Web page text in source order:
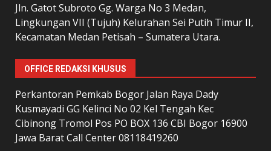
Jln. Gatot Subroto Gg. Warga No 3 Medan,
Lingkungan VII (Tujuh) Kelurahan Sei Putih Timur II,
Kecamatan Medan Petisah – Sumatera Utara.
OFFICE REDAKSI KHUSUS
Perkantoran Pemkab Bogor Jalan Raya Dady
Kusmayadi GG Kelinci No 02 Kel Tengah Kec
Cibinong Tromol Pos PO BOX 136 CBI Bogor 16900
Jawa Barat Call Center 08118419260